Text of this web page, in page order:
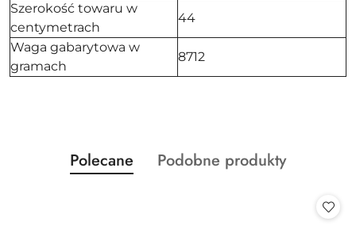
Szerokość towaru w
centymetrach
44
Waga gabarytowa w
gramach
8712
Pomiń karuzelę produktów
Produkty
o
Polecane
Produkty
Podobne produkty